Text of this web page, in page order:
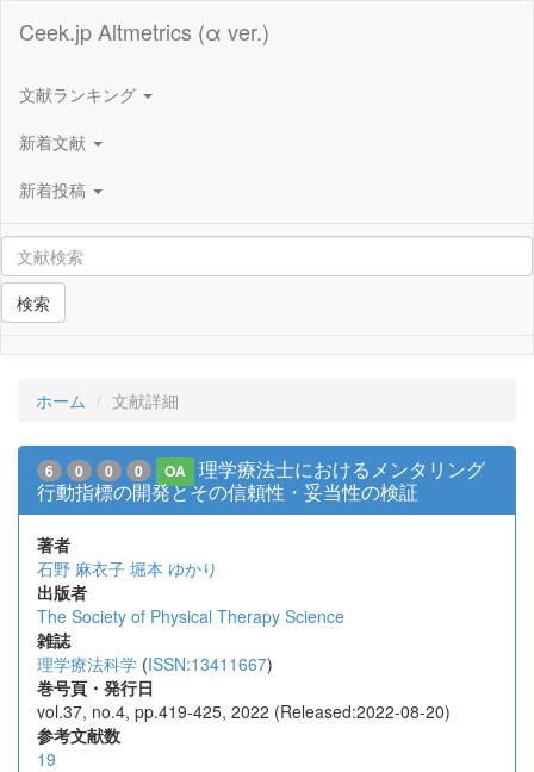
Ceek.jp Altmetrics (α ver.)
文献ランキング
新着文献
新着投稿
検索
ホーム 文献詳細
6 0 0 0 OA
理学療法士におけるメンタリング
行動指標の開発とその信頼性・妥当性の検証
著者
石野 麻衣子 堀本 ゆかり
出版者
The Society of Physical Therapy Science
雑誌
理学療法科学 (ISSN:13411667)
巻号頁・発行日
vol.37, no.4, pp.419-425, 2022 (Released:2022-08-20)
参考文献数
19